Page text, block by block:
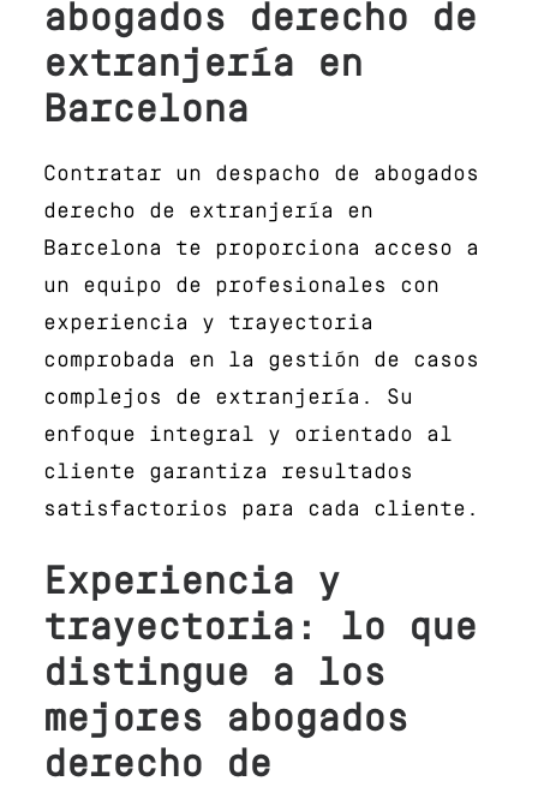
abogados derecho de
extranjería en
Barcelona
Contratar un despacho de abogados
derecho de extranjería en
Barcelona te proporciona acceso a
un equipo de profesionales con
experiencia y trayectoria
comprobada en la gestión de casos
complejos de extranjería. Su
enfoque integral y orientado al
cliente garantiza resultados
satisfactorios para cada cliente.
Experiencia y
trayectoria: lo que
distingue a los
mejores abogados
derecho de